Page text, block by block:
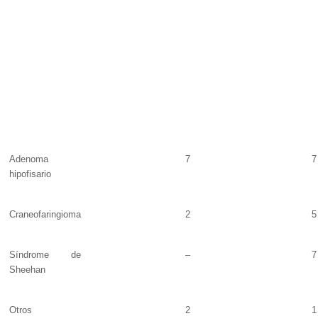
Adenoma
hipofisario
7 7
Craneofaringioma 2 5
Síndrome de
Sheehan
– 7
Otros 2 1